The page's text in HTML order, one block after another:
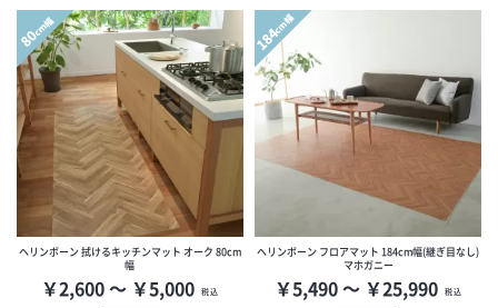
80cm幅
ヘリンボーン 拭けるキッチンマット オーク 80cm
幅
￥2,600 ～ ￥5,000 税込
184cm幅
ヘリンボーン フロアマット 184cm幅(継ぎ目なし)
マホガニー
￥5,490 ～ ￥25,990 税込